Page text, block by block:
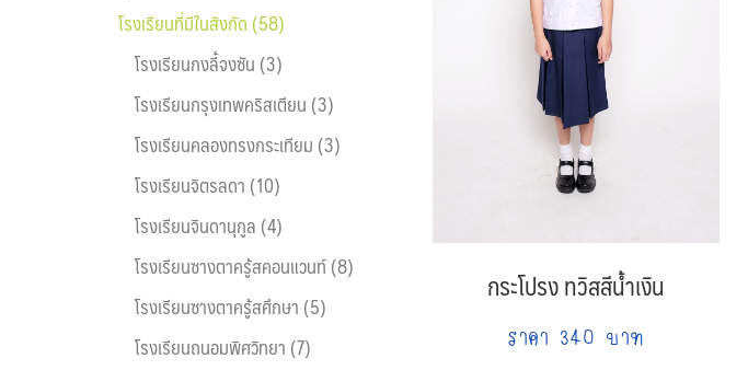
โรงเรียนที่มีในสังกัด (58)
โรงเรียนกงลี้จงซัน (3)
โรงเรียนกรุงเทพคริสเตียน (3)
โรงเรียนคลองทรงกระเทียม (3)
โรงเรียนจิตรลดา (10)
โรงเรียนจินดานุกูล (4)
โรงเรียนซางตาครู้สคอนแวนท์ (8)
โรงเรียนซางตาครู้สศึกษา (5)
โรงเรียนถนอมพิศวิทยา (7)
กระโปรง ทวิสสีน้ำเงิน
ราคา 340 บาท